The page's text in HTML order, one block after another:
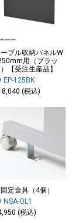
ブル収納パネルW
用（ブラッ
【受注生産品】
EP-125BK
(税込)
定金具（4個）
NSA-QL1
(税込)